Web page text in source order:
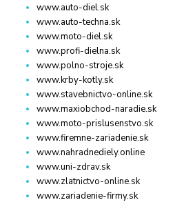
www.auto-diel.sk
www.auto-techna.sk
www.moto-diel.sk
www.profi-dielna.sk
www.polno-stroje.sk
www.krby-kotly.sk
www.stavebnictvo-online.sk
www.maxiobchod-naradie.sk
www.moto-prislusenstvo.sk
www.firemne-zariadenie.sk
www.nahradnediely.online
www.uni-zdrav.sk
www.zlatnictvo-online.sk
www.zariadenie-firmy.sk